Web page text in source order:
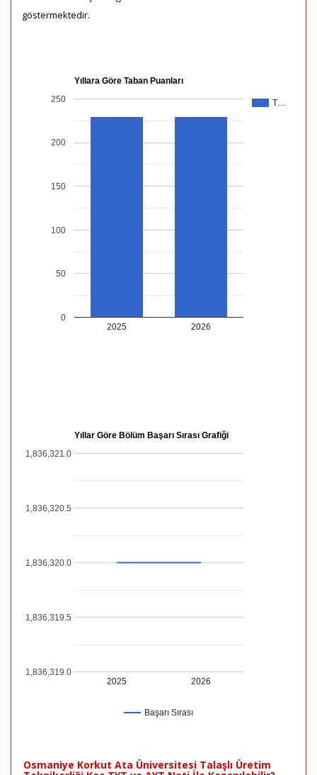
göstermektedir.
Yıllara Göre Taban Puanları
T…
2025 2026
0
50
100
150
200
250
Yıllar Göre Bölüm Başarı Sırası Grafiği
Başarı Sırası
2025 2026
1,836,319.0
1,836,319.5
1,836,320.0
1,836,320.5
1,836,321.0
Osmaniye Korkut Ata Üniversitesi Talaşlı Üretim